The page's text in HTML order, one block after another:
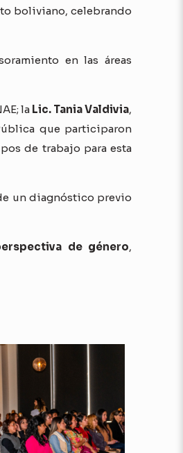
boliviano, celebrando
en las áreas
la Lic. Tania Valdivia,
que participaron
de trabajo para esta
un diagnóstico previo
de género,